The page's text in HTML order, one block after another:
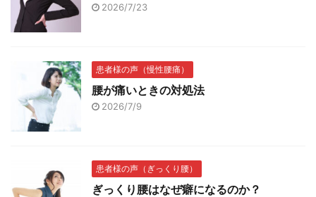
2026/7/23
患者様の声（慢性腰痛）
腰が痛いときの対処法
2026/7/9
患者様の声（ぎっくり腰）
ぎっくり腰はなぜ癖になるのか？